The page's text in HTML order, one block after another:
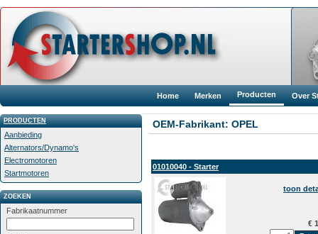
Home Merken Producten Over
PRODUCTEN
Aanbieding
Alternators/Dynamo's
Electromotoren
Startmotoren
ZOEKEN
Fabrikaatnummer
OEM-Fabrikant: OPEL
01010040 - Starter
toon
€